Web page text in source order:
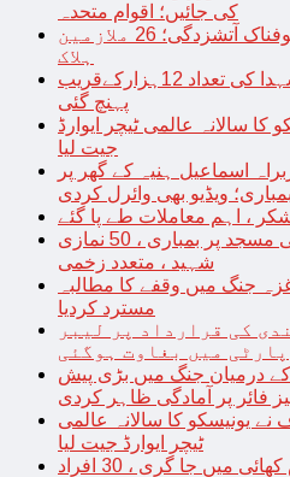
کی جائیں؛ اقوام متحدہ
چین میں دفتری عمارت میں خوفناک آتشزدگی؛ 26 ملازمین
ہلاک
غزہ پر اسرائیلی حملےجاری ،شہدا کی تعداد 12ہزارکےقریب
پہنچ گئی
کا سالانہ عالمی ٹیچر ایوارڈ
جیت لیا
اسماعیل ہنیہ کے گھر پر
بمباری؛ ویڈیو بھی وائرل کردی
، اہم معاملات طے پا گئے
غزہ ، قاتل اسرائیلی فوج کی مسجد پر بمباری ، 50 نمازی
شہید ، متعدد زخمی
جنگ میں وقفے کا مطالبہ
مسترد کردیا
کی قرارداد پر لیبر
پارٹی میں بغاوت ہوگئی
درمیان جنگ میں بڑی پیش
فائر پر آمادگی ظاہر کردی
یونیسکو کا سالانہ عالمی
ٹیچر ایوارڈ جیت لیا
مقبوضہ کشمیر ، مسافر بس کھائی میں جا گری ، 30 افراد